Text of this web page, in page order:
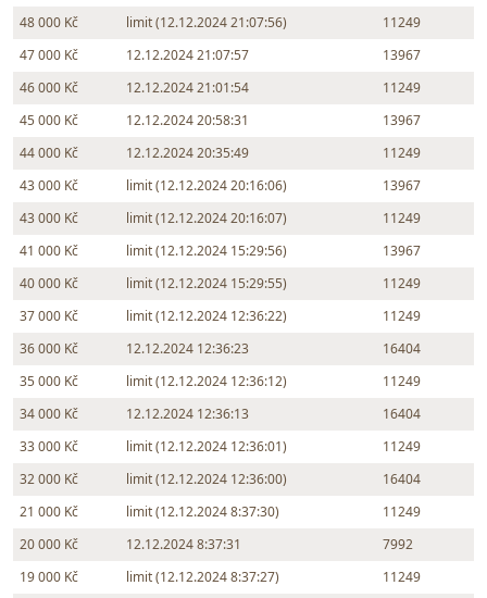
48 000 Kč
limit (12.12.2024 21:07:56)
11249
47 000 Kč
12.12.2024 21:07:57
13967
46 000 Kč
12.12.2024 21:01:54
11249
45 000 Kč
12.12.2024 20:58:31
13967
44 000 Kč
12.12.2024 20:35:49
11249
43 000 Kč
limit (12.12.2024 20:16:06)
13967
43 000 Kč
limit (12.12.2024 20:16:07)
11249
41 000 Kč
limit (12.12.2024 15:29:56)
13967
40 000 Kč
limit (12.12.2024 15:29:55)
11249
37 000 Kč
limit (12.12.2024 12:36:22)
11249
36 000 Kč
12.12.2024 12:36:23
16404
35 000 Kč
limit (12.12.2024 12:36:12)
11249
34 000 Kč
12.12.2024 12:36:13
16404
33 000 Kč
limit (12.12.2024 12:36:01)
11249
32 000 Kč
limit (12.12.2024 12:36:00)
16404
21 000 Kč
limit (12.12.2024 8:37:30)
11249
20 000 Kč
12.12.2024 8:37:31
7992
19 000 Kč
limit (12.12.2024 8:37:27)
11249